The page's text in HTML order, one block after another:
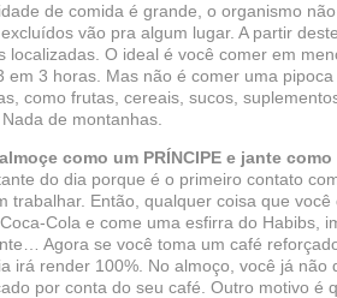
de comida é grande, o organismo
vão pra algum lugar. A partir
O ideal é você comer em
3 horas. Mas não é comer uma
como frutas, cereais, sucos,
de montanhas.
como um PRÍNCIPE e jante como
do dia porque é o primeiro contato
trabalhar. Então, qualquer coisa que
Cola e come uma esfirra do Habibs,
Agora se você toma um café
irá render 100%. No almoço, você já não
por conta do seu café. Outro motivo é